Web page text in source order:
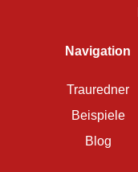
Navigation
Trauredner
Beispiele
Blog